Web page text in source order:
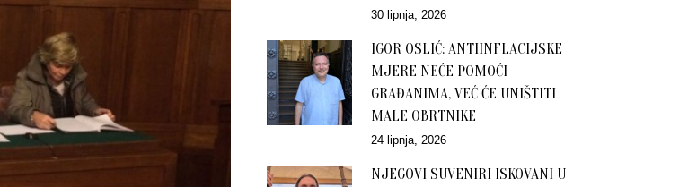
30 lipnja, 2026
IGOR OSLIĆ: ANTIINFLACIJSKE
MJERE NEĆE POMOĆI
GRAĐANIMA, VEĆ ĆE UNIŠTITI
MALE OBRTNIKE
24 lipnja, 2026
NJEGOVI SUVENIRI ISKOVANI U